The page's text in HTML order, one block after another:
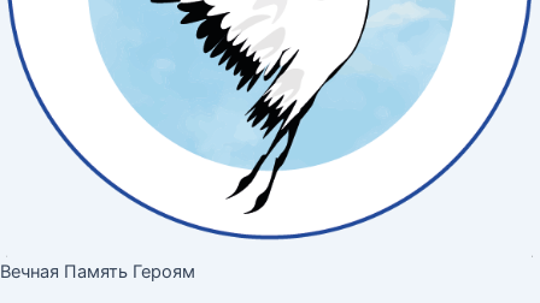
Вечная Память Героям